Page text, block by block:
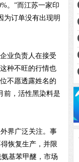
。”而江苏一家印
为订单没有出现明
业负责人在接受
种不旺的行情也
不愿透露姓名的
前，活性黑染料是
界广泛关注。事
恢复生产，并限
基苯甲醚，市场